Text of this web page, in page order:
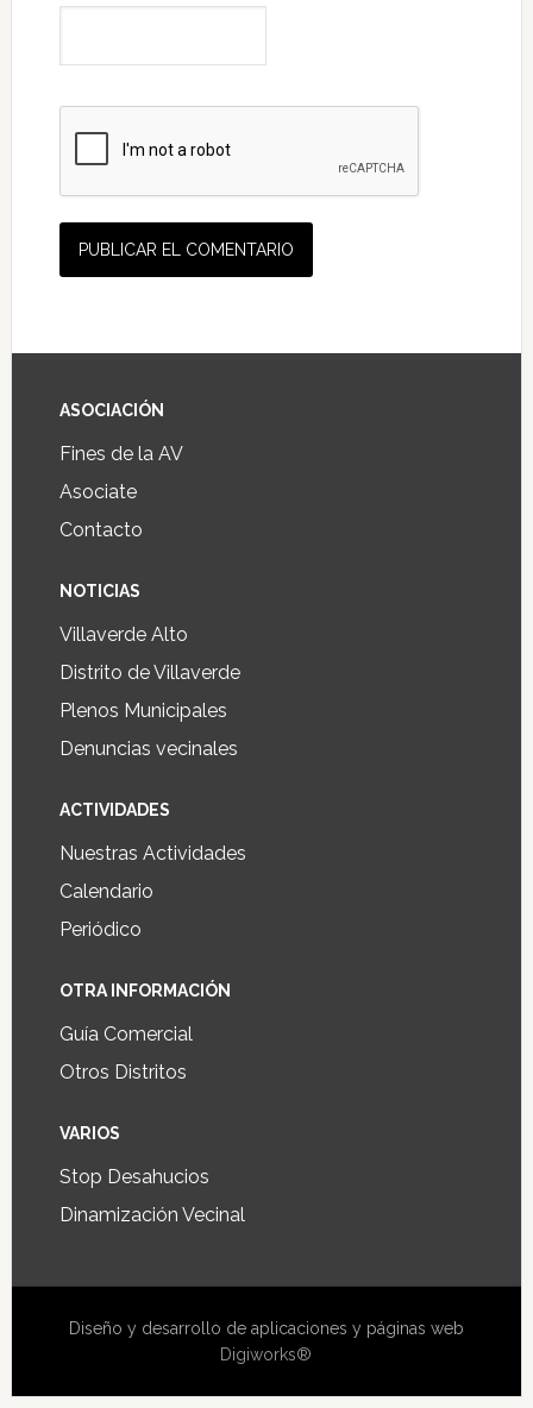
ASOCIACIÓN
Fines de la AV
Asociate
Contacto
NOTICIAS
Villaverde Alto
Distrito de Villaverde
Plenos Municipales
Denuncias vecinales
ACTIVIDADES
Nuestras Actividades
Calendario
Periódico
OTRA INFORMACIÓN
Guía Comercial
Otros Distritos
VARIOS
Stop Desahucios
Dinamización Vecinal
Diseño y desarrollo de aplicaciones y páginas web
Digiworks®